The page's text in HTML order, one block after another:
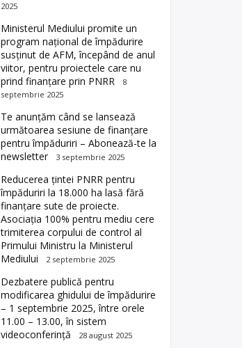
2025
Ministerul Mediului promite un
program național de împădurire
susținut de AFM, începând de anul
viitor, pentru proiectele care nu
prind finanțare prin PNRR
8
septembrie 2025
Te anunțăm când se lansează
următoarea sesiune de finanțare
pentru împăduriri – Abonează-te la
newsletter
3 septembrie 2025
Reducerea țintei PNRR pentru
împăduriri la 18.000 ha lasă fără
finanțare sute de proiecte.
Asociația 100% pentru mediu cere
trimiterea corpului de control al
Primului Ministru la Ministerul
Mediului
2 septembrie 2025
Dezbatere publică pentru
modificarea ghidului de împădurire
– 1 septembrie 2025, între orele
11.00 – 13.00, în sistem
videoconferință
28 august 2025